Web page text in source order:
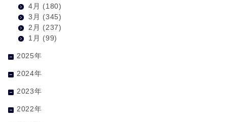
4月 (180)
3月 (345)
2月 (237)
1月 (99)
2025年
2024年
2023年
2022年